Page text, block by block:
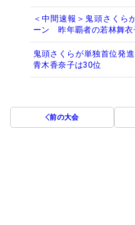
＜中間速報＞鬼頭さくら
ーン 昨年覇者の若林舞衣
鬼頭さくらが単独首位発
青木香奈子は30位
前の大会